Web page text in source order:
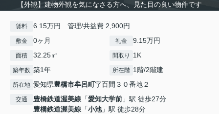
【外観】建物外観を気になさる方へ、見た目の良い物件です
賃料 6.15万円 管理/共益費 2,900円
敷金 0ヶ月 礼金 9.15万円
面積 32.25㎡ 間取り 1K
築年数 築1年 所在階 1階/2階建
所在地 愛知県豊橋市牟呂町字百間３０番地２
交通 豊橋鉄道渥美線 「愛知大学前 」駅 徒歩27分
豊橋鉄道渥美線 「小池」駅 徒歩28分